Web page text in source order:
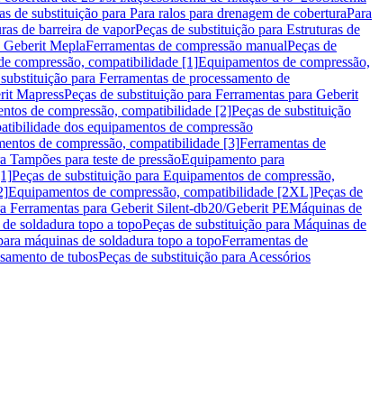
de substituição para Para ralos para drenagem de coberturaPara
de barreira de vaporPeças de substituição para Estruturas de
Geberit MeplaFerramentas de compressão manualPeças de
compressão, compatibilidade [1]Equipamentos de compressão,
para Ferramentas de processamento de
MapressPeças de substituição para Ferramentas para Geberit
de compressão, compatibilidade [2]Peças de substituição
dos equipamentos de compressão
de compressão, compatibilidade [3]Ferramentas de
Tampões para teste de pressãoEquipamento para
Peças de substituição para Equipamentos de compressão,
Equipamentos de compressão, compatibilidade [2XL]Peças de
Ferramentas para Geberit Silent-db20/Geberit PEMáquinas de
soldadura topo a topoPeças de substituição para Máquinas de
máquinas de soldadura topo a topoFerramentas de
de tubosPeças de substituição para Acessórios